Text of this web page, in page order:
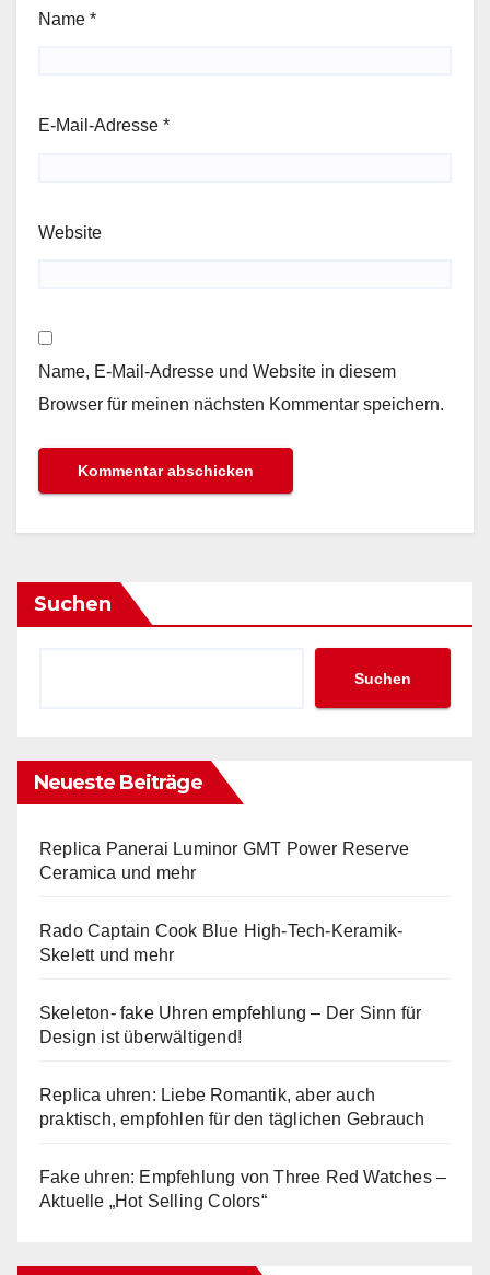
Name *
E-Mail-Adresse *
Website
Name, E-Mail-Adresse und Website in diesem
Browser für meinen nächsten Kommentar speichern.
Suchen
Suchen
Neueste Beiträge
Replica Panerai Luminor GMT Power Reserve
Ceramica und mehr
Rado Captain Cook Blue High-Tech-Keramik-
Skelett und mehr
Skeleton- fake Uhren empfehlung – Der Sinn für
Design ist überwältigend!
Replica uhren: Liebe Romantik, aber auch
praktisch, empfohlen für den täglichen Gebrauch
Fake uhren: Empfehlung von Three Red Watches –
Aktuelle „Hot Selling Colors“